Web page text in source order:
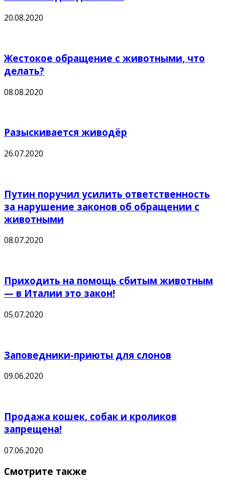
20.08.2020
Жестокое обращение с животными, что
делать?
08.08.2020
Разыскивается живодёр
26.07.2020
Путин поручил усилить ответственность
за нарушение законов об обращении с
животными
08.07.2020
Приходить на помощь сбитым животным
— в Италии это закон!
05.07.2020
Заповедники-приюты для слонов
09.06.2020
Продажа кошек, собак и кроликов
запрещена!
07.06.2020
Смотрите также